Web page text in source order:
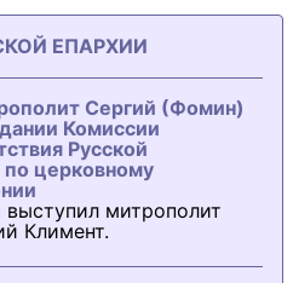
ЕПАРХИИ
Сергий (Фомин)
Комиссии
Русской
церковному
митрополит
Климент.